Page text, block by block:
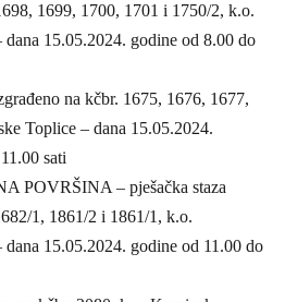
1699, 1700, 1701 i 1750/2, k.o.
15.05.2024. godine od 8.00 do
na kčbr. 1675, 1676, 1677,
Toplice – dana 15.05.2024.
sati
POVRŠINA – pješačka staza
1, 1861/2 i 1861/1, k.o.
15.05.2024. godine od 11.00 do